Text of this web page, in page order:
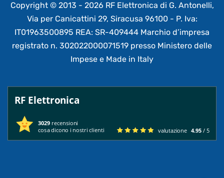
Copyright © 2013 - 2026 RF Elettronica di G. Antonelli,
Via per Canicattini 29, Siracusa 96100 - P. Iva:
IT01963500895 REA: SR-409444 Marchio d’impresa
registrato n. 302022000071519 presso Ministero delle
Impese e Made in Italy
RF Elettronica
3029 recensioni
cosa dicono i nostri clienti
valutazione 4.95 / 5